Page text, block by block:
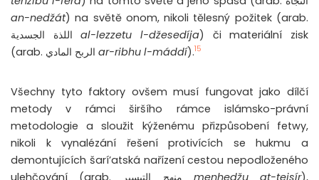
an-nedžát) na světě onom, nikoli tělesný požitek (arab.
اللذة الجسديةal-lezzetu l-džesedíja) či materiální zisk
(arab.
ar-ribhu l-máddí).15
Všechny tyto faktory ovšem musí fungovat jako dílčí
metody v rámci širšího rámce islámsko-právní
metodologie a sloužit kýženému přizpůsobení fetwy,
nikoli k vynalézání řešení protivících se hukmu a
demontujících šarí’atská nařízení cestou nepodloženého
menhedžu at-tejsír),